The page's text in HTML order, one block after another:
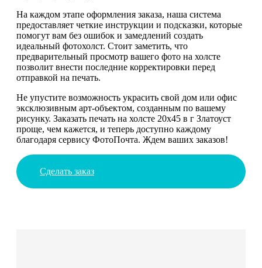
На каждом этапе оформления заказа, наша система
предоставляет четкие инструкции и подсказки, которые
помогут вам без ошибок и замедлений создать
идеальный фотохолст. Стоит заметить, что
предварительный просмотр вашего фото на холсте
позволит внести последние корректировки перед
отправкой на печать.
Не упустите возможность украсить свой дом или офис
эксклюзивным арт-объектом, созданным по вашему
рисунку. Заказать печать на холсте 20х45 в г Златоуст
проще, чем кажется, и теперь доступно каждому
благодаря сервису ФотоПочта. Ждем ваших заказов!
Сделать заказ